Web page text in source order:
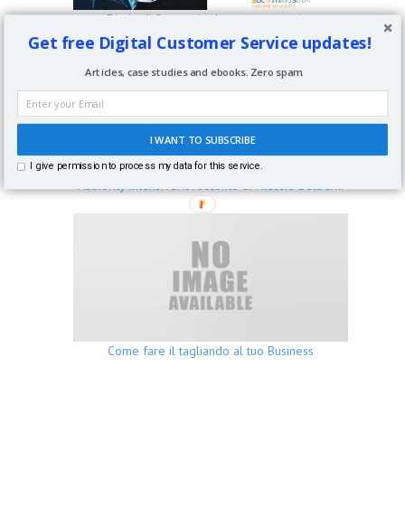
Diario di 2 eventi sul customer service
Authority Intensive: il racconto di Alessio Beltrami
Come fare il tagliando al tuo Business
Get free Digital Customer Service updates!
I WANT TO SUBSCRIBE
I give permission to process my data for this service.
Articles, case studies and ebooks. Zero spam.